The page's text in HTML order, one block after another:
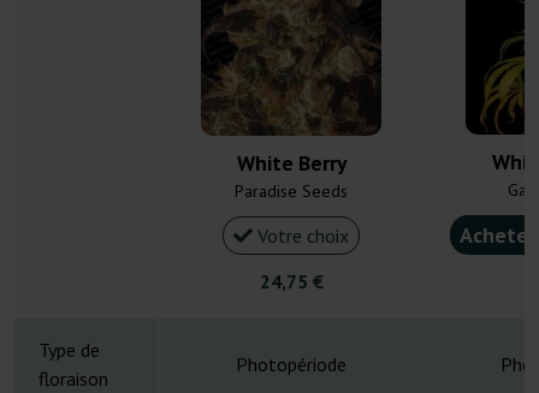
White Berry
Paradise Seeds
Votre choix
24,75 €
Type de
floraison
Photopériode